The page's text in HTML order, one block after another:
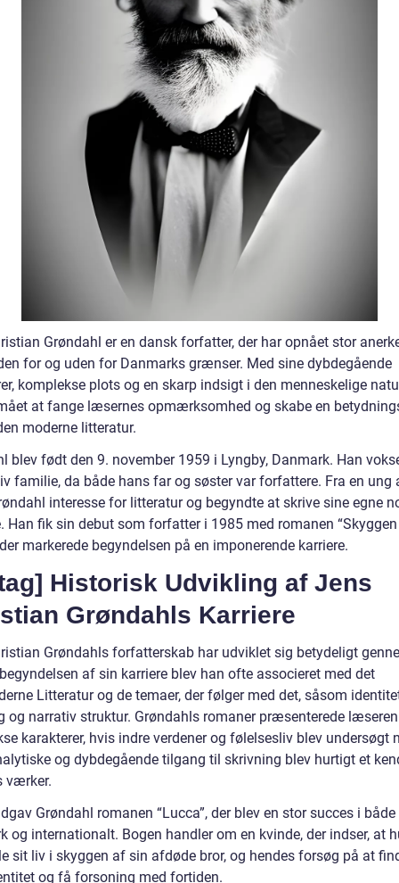
Grøndahl er en dansk forfatter, der har opnået stor
for og uden for Danmarks grænser. Med sine dybdegående
komplekse plots og en skarp indsigt i den menneskelige
at fange læsernes opmærksomhed og skabe en
moderne litteratur.
blev født den 9. november 1959 i Lyngby, Danmark. Han
familie, da både hans far og søster var forfattere. Fra en ung
interesse for litteratur og begyndte at skrive sine egne
Han fik sin debut som forfatter i 1985 med romanen
markerede begyndelsen på en imponerende karriere.
Historisk Udvikling af Jens
Grøndahls Karriere
Grøndahls forfatterskab har udviklet sig betydeligt
af sin karriere blev han ofte associeret med det
Litteratur og de temaer, der følger med det, såsom
og narrativ struktur. Grøndahls romaner præsenterede
karakterer, hvis indre verdener og følelsesliv blev undersøgt
og dybdegående tilgang til skrivning blev hurtigt et
værker.
Grøndahl romanen “Lucca”, der blev en stor succes i både
og internationalt. Bogen handler om en kvinde, der indser, at
sit liv i skyggen af sin afdøde bror, og hendes forsøg på at
og få forsoning med fortiden.